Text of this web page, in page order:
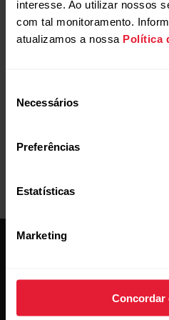
interesse. Ao utilizar nossos
com tal monitoramento.
atualizamos a nossa Política
Necessários
Preferências
Estatísticas
Marketing
Concordar
está tendo problemas de
solucionar o problema da